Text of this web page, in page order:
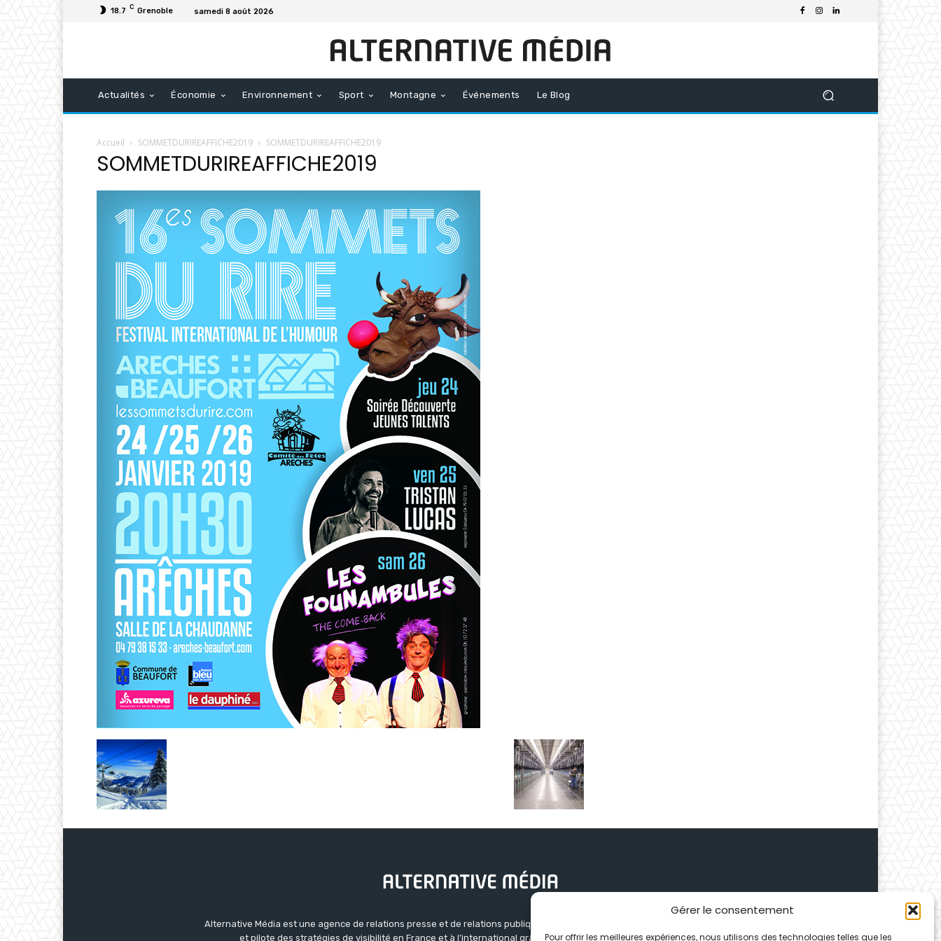
Gérer le consentement
Pour offrir les meilleures expériences, nous utilisons des technologies telles que les
18.7 C Grenoble samedi 8 août 2026
Actualités Économie Environnement Sport Montagne Événements Le Blog
Accueil SOMMETDURIREAFFICHE2019 SOMMETDURIREAFFICHE2019
SOMMETDURIREAFFICHE2019
Alternative Média est une agence de relations presse et de relations publiques basée à Grenoble. Depuis 1995, elle conçoit
et pilote des stratégies de visibilité en France et à l’international grâce à un réseau d’agences partenaires.